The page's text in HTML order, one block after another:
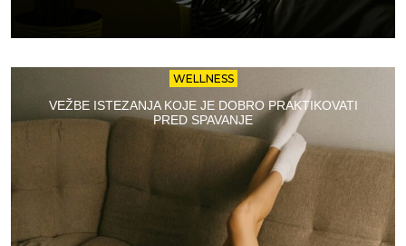
WELLNESS
VEŽBE ISTEZANJA KOJE JE DOBRO PRAKTIKOVATI
PRED SPAVANJE